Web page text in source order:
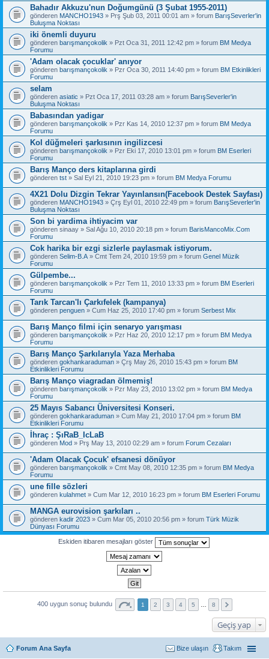
Bahadır Akkuzu'nun Doğumgünü (3 Şubat 1955-2011)
gönderen MANCHO1943 » Prş Şub 03, 2011 00:01 am » forum BarışSeverler'in
Buluşma Noktası
iki önemli duyuru
gönderen barışmançokolik » Pzt Oca 31, 2011 12:42 pm » forum BM Medya
Forumu
'Adam olacak çocuklar' anıyor
gönderen barışmançokolik » Pzr Oca 30, 2011 14:40 pm » forum BM Etkinlikleri
Forumu
selam
gönderen asiatic » Pzt Oca 17, 2011 03:28 am » forum BarışSeverler'in
Buluşma Noktası
Babasından yadigar
gönderen barışmançokolik » Pzr Kas 14, 2010 12:37 pm » forum BM Medya
Forumu
Kol düğmeleri şarkısının ingilizcesi
gönderen barışmançokolik » Pzr Eki 17, 2010 13:01 pm » forum BM Eserleri
Forumu
Barış Manço ders kitaplarına girdi
gönderen tst » Sal Eyl 21, 2010 19:23 pm » forum BM Medya Forumu
4X21 Dolu Dizgin Tekrar Yayınlansın(Facebook Destek Sayfası)
gönderen MANCHO1943 » Çrş Eyl 01, 2010 22:49 pm » forum BarışSeverler'in
Buluşma Noktası
Son bi yardima ihtiyacim var
gönderen sinaay » Sal Ağu 10, 2010 20:18 pm » forum BarisMancoMix.Com
Forumu
Cok harika bir ezgi sizlerle paylasmak istiyorum.
gönderen Selim-B.A » Cmt Tem 24, 2010 19:59 pm » forum Genel Müzik
Forumu
Gülpembe...
gönderen barışmançokolik » Pzr Tem 11, 2010 13:33 pm » forum BM Eserleri
Forumu
Tarık Tarcan'lı Çarkıfelek (kampanya)
gönderen penguen » Cum Haz 25, 2010 17:40 pm » forum Serbest Mix
Barış Manço filmi için senaryo yarışması
gönderen barışmançokolik » Pzr Haz 20, 2010 12:17 pm » forum BM Medya
Forumu
Barış Manço Şarkılarıyla Yaza Merhaba
gönderen gokhankaraduman » Çrş May 26, 2010 15:43 pm » forum BM
Etkinlikleri Forumu
Barış Manço viagradan ölmemiş!
gönderen barışmançokolik » Pzr May 23, 2010 13:02 pm » forum BM Medya
Forumu
25 Mayıs Sabancı Üniversitesi Konseri.
gönderen gokhankaraduman » Cum May 21, 2010 17:04 pm » forum BM
Etkinlikleri Forumu
İhraç : ŞıRaB_IcLaB
gönderen Mod » Prş May 13, 2010 02:29 am » forum Forum Cezaları
'Adam Olacak Çocuk' efsanesi dönüyor
gönderen barışmançokolik » Cmt May 08, 2010 12:35 pm » forum BM Medya
Forumu
une fille sözleri
gönderen kulahmet » Cum Mar 12, 2010 16:23 pm » forum BM Eserleri Forumu
MANGA eurovision şarkıları ..
gönderen kadir 2023 » Cum Mar 05, 2010 20:56 pm » forum Türk Müzik
Dünyası Forumu
Eskiden itibaren mesajları göster
400 uygun sonuç bulundu 1 2 3 4 5 8
Geçiş yap
Forum Ana Sayfa Takım
Bize ulaşın